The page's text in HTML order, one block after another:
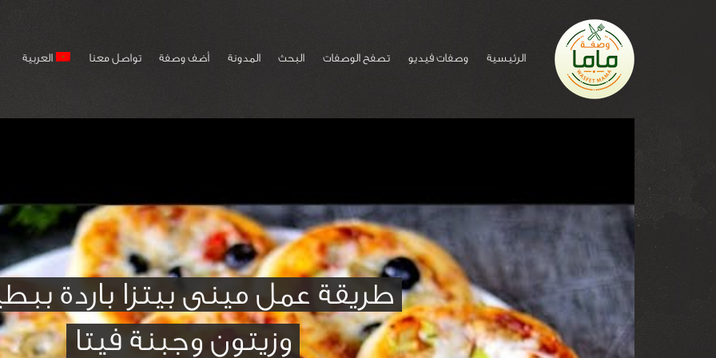
الرئيسية وصفات فيديو تصفح الوصفات البحث المدونة أضف وصفة تواصل معنا العربية
طريقة عمل مينى بيتزا باردة
وزيتون وجبنة فيتا